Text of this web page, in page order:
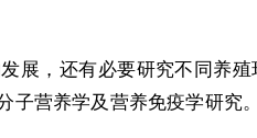
展，还有必要研究不同养
营养学及营养免疫学研究。